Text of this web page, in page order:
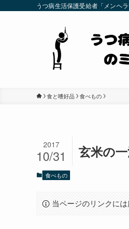
うつ病生活保護受給者「メンヘ
食と嗜好品 食べもの
玄米の
2017
10/31
食べもの
当ページのリンクには